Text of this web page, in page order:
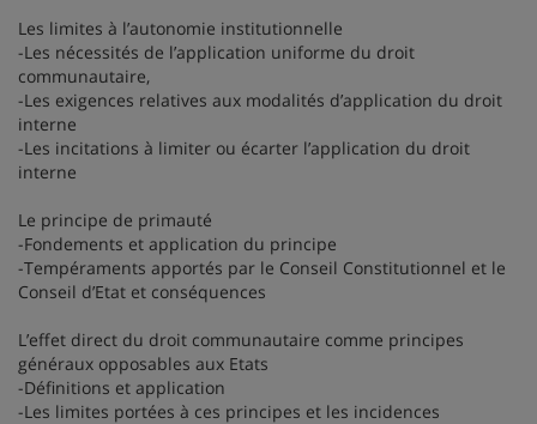
Les limites à l’autonomie institutionnelle
-Les nécessités de l’application uniforme du droit
communautaire,
-Les exigences relatives aux modalités d’application du droit
interne
-Les incitations à limiter ou écarter l’application du droit
interne
Le principe de primauté
-Fondements et application du principe
-Tempéraments apportés par le Conseil Constitutionnel et le
Conseil d’Etat et conséquences
L’effet direct du droit communautaire comme principes
généraux opposables aux Etats
-Définitions et application
-Les limites portées à ces principes et les incidences